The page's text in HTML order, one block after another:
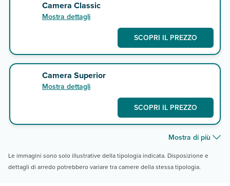
Camera Classic
Mostra dettagli
SCOPRI IL PREZZO
Camera Superior
Mostra dettagli
SCOPRI IL PREZZO
Mostra di più
Le immagini sono solo illustrative della tipologia indicata. Disposizione e
dettagli di arredo potrebbero variare tra camere della stessa tipologia.